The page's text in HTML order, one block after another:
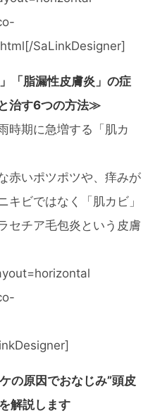
SaLinkDesigner]
「脂漏性皮膚炎」の症
治す6つの方法≫
時期に急増する「肌カ
赤いポツポツや、痒みが
キビではなく「肌カビ」
セチア毛包炎という皮膚
の原因でおなじみ”頭皮
解説します